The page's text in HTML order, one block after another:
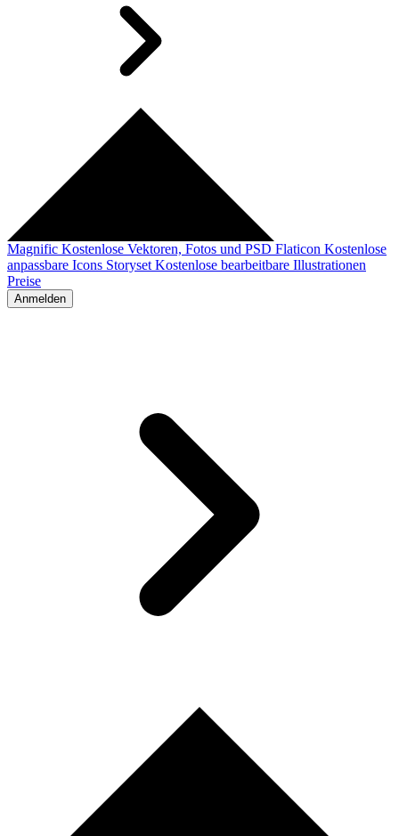
Magnific Kostenlose Vektoren, Fotos und PSD Flaticon Kostenlose
anpassbare Icons Storyset Kostenlose bearbeitbare Illustrationen
Preise
Anmelden